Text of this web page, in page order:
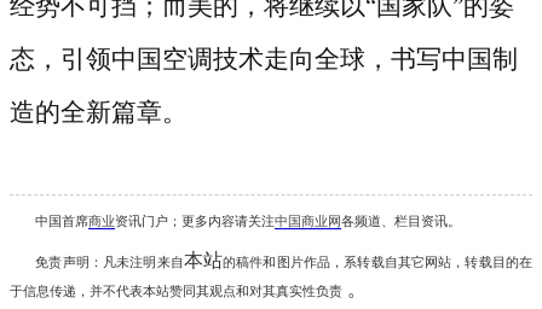
态，引领中国空调技术走向全球，书写中国制
造的全新篇章。
中国首席商业资讯门户；更多内容请关注中国商业网各频道、栏目资讯
免责声明：凡未注明 来自本站的稿件和图片作品，系转载自其它网站，转载目的在
于信息传递，并不代表本站赞同其观点和对其真实性负责 。